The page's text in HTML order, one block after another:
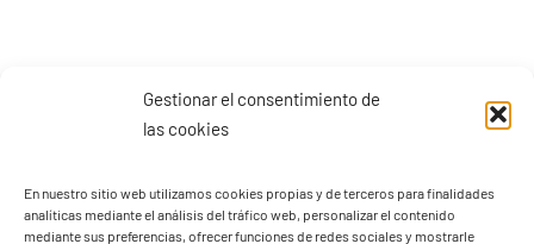
Gestionar el consentimiento de
las cookies
En nuestro sitio web utilizamos cookies propias y de terceros para finalidades
analíticas mediante el análisis del tráfico web, personalizar el contenido
mediante sus preferencias, ofrecer funciones de redes sociales y mostrarle